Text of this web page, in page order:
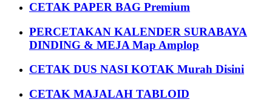
CETAK PAPER BAG Premium
PERCETAKAN KALENDER SURABAYA
DINDING & MEJA Map Amplop
CETAK DUS NASI KOTAK Murah Disini
CETAK MAJALAH TABLOID